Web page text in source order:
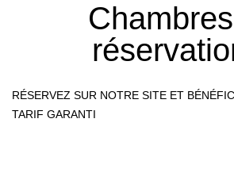
RÉSERVEZ SUR NOTRE SITE ET
TARIF GARANTI